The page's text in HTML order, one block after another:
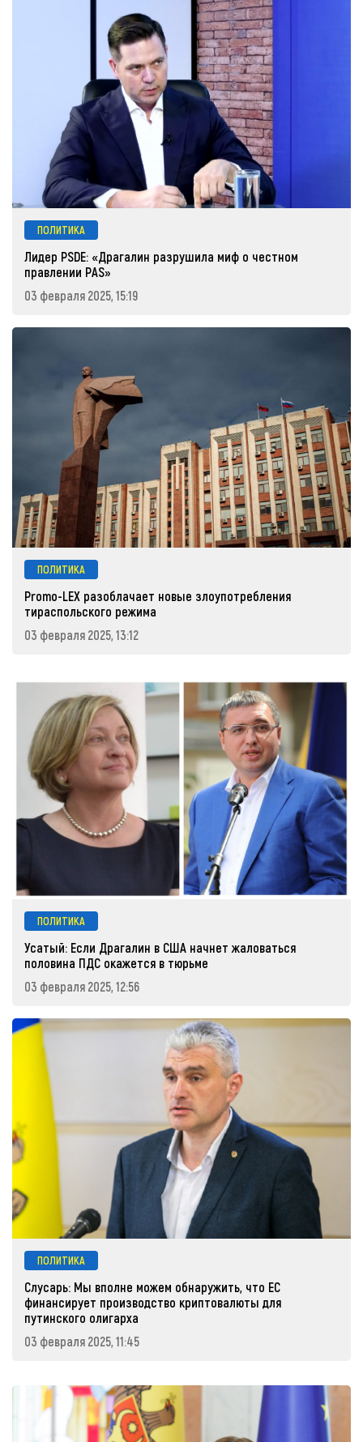
ПОЛИТИКА
Лидер PSDE: «Драгалин разрушила миф о честном
правлении PAS»
03 февраля 2025, 15:19
ПОЛИТИКА
Promo-LEX разоблачает новые злоупотребления
тираспольского режима
03 февраля 2025, 13:12
ПОЛИТИКА
Усатый: Если Драгалин в США начнет жаловаться
половина ПДС окажется в тюрьме
03 февраля 2025, 12:56
ПОЛИТИКА
Слусарь: Мы вполне можем обнаружить, что ЕС
финансирует производство криптовалюты для
путинского олигарха
03 февраля 2025, 11:45